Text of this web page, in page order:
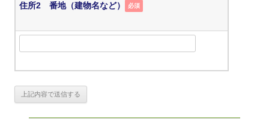
住所2 番地（建物名など） 必須